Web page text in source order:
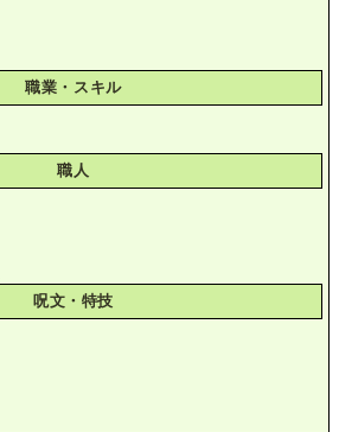
職業・スキル
職人
呪文・特技